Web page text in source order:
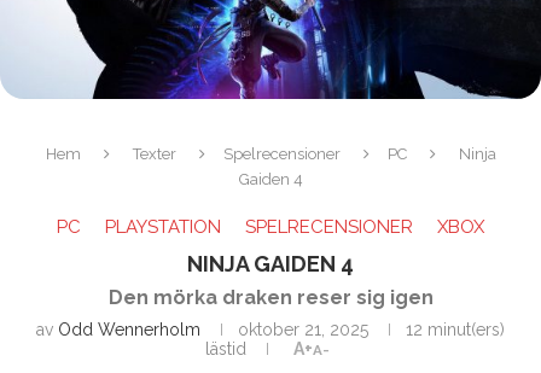
Hem Texter Spelrecensioner PC
Ninja
Gaiden 4
PC PLAYSTATION SPELRECENSIONER XBOX
NINJA GAIDEN 4
Den mörka draken reser sig igen
av Odd Wennerholm oktober 21, 2025
12 minut(ers)
lästid
A+A-